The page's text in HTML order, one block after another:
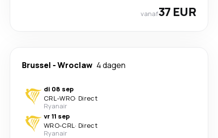
vanaf37 EUR
Brussel -Wroclaw 4 dagen
di 08 sep
CRL-WRO· Direct
Ryanair
vr 11 sep
WRO-CRL· Direct
Ryanair